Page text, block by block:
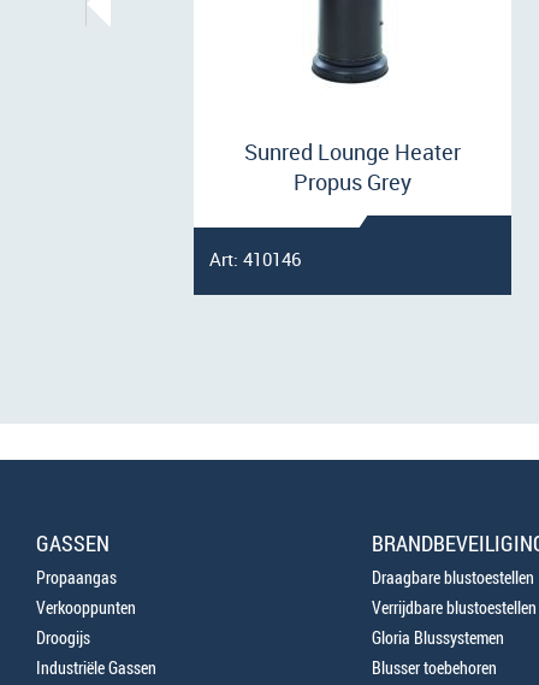
Sunred Lounge Heater
Propus Grey
Art: 410146
GASSEN
Propaangas
Verkooppunten
Droogijs
Industriële Gassen
Draagbare blustoestellen
Verrijdbare blustoestellen
Gloria Blussystemen
Blusser toebehoren